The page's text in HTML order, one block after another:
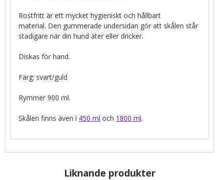
Rostfritt är ett mycket hygieniskt och hållbart
material. Den gummerade undersidan gör att skålen står
stadigare när din hund äter eller dricker.
Diskas för hand.
Färg: svart/guld
Rymmer 900 ml.
Skålen finns även i 450 ml och 1800 ml.
Liknande produkter